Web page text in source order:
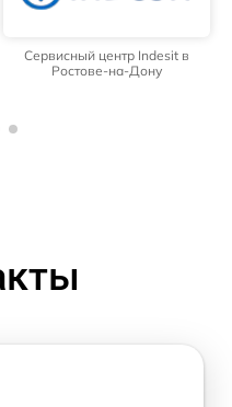
Сервисный центр Indesit в
Ростове-на-Дону